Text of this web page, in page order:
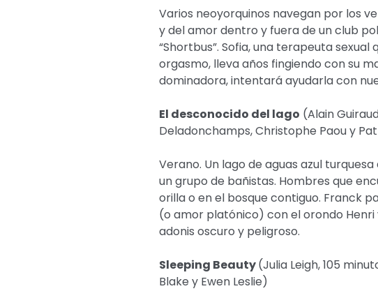
Varios neoyorquinos navegan por los
y del amor dentro y fuera de un club
“Shortbus”. Sofia, una terapeuta sexual
orgasmo, lleva años fingiendo con su
dominadora, intentará ayudarla con
El desconocido del lago (Alain
Deladonchamps, Christophe Paou y
Verano. Un lago de aguas azul
un grupo de bañistas. Hombres que
orilla o en el bosque contiguo. Franck
(o amor platónico) con el orondo Henri
adonis oscuro y peligroso.
Sleeping Beauty(Julia Leigh, 105
Blake y Ewen Leslie)